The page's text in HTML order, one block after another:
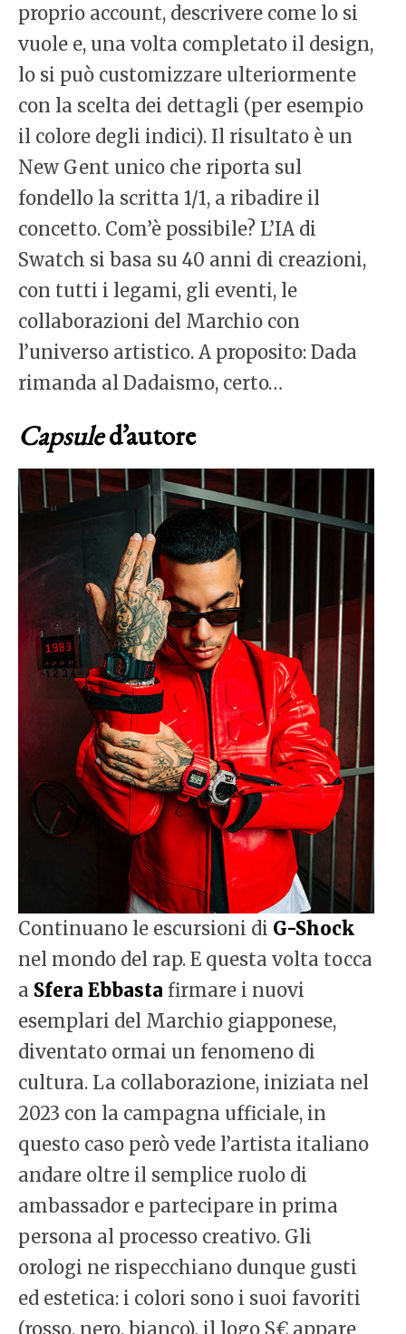
proprio account, descrivere come lo si
vuole e, una volta completato il design,
lo si può customizzare ulteriormente
con la scelta dei dettagli (per esempio
il colore degli indici). Il risultato è un
New Gent unico che riporta sul
fondello la scritta 1/1, a ribadire il
concetto. Com’è possibile? L’IA di
Swatch si basa su 40 anni di creazioni,
con tutti i legami, gli eventi, le
collaborazioni del Marchio con
l’universo artistico. A proposito: Dada
rimanda al Dadaismo, certo…
Capsuled’autore
Continuano le escursioni di G-Shock
nel mondo del rap. E questa volta tocca
a Sfera Ebbasta firmare i nuovi
esemplari del Marchio giapponese,
diventato ormai un fenomeno di
cultura. La collaborazione, iniziata nel
2023 con la campagna ufficiale, in
questo caso però vede l’artista italiano
andare oltre il semplice ruolo di
ambassador e partecipare in prima
persona al processo creativo. Gli
orologi ne rispecchiano dunque gusti
ed estetica: i colori sono i suoi favoriti
(rosso, nero, bianco), il logo S€ appare